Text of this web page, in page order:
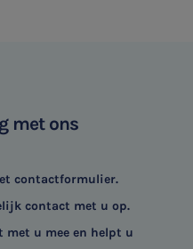
met ons
contactformulier.
contact met u op.
u mee en helpt u